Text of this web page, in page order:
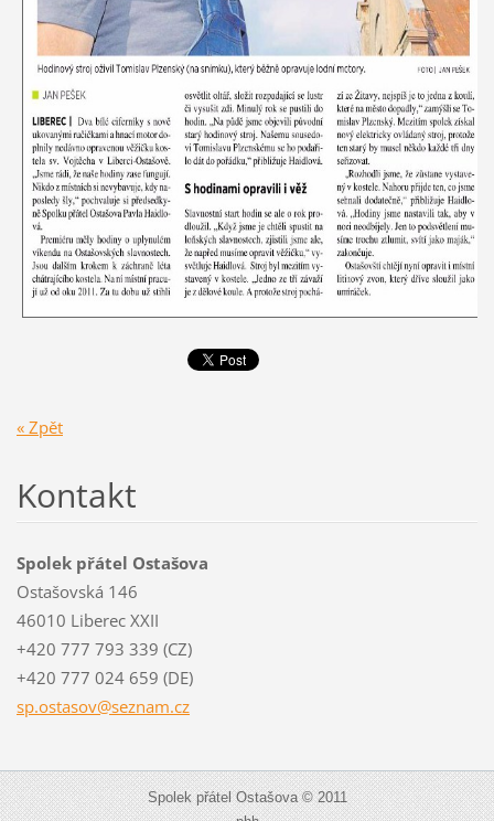
« Zpět
Kontakt
Spolek přátel Ostašova
Ostašovská 146
46010 Liberec XXII
+420 777 793 339 (CZ)
+420 777 024 659 (DE)
sp.ostasov@seznam.cz
Spolek přátel Ostašova © 2011